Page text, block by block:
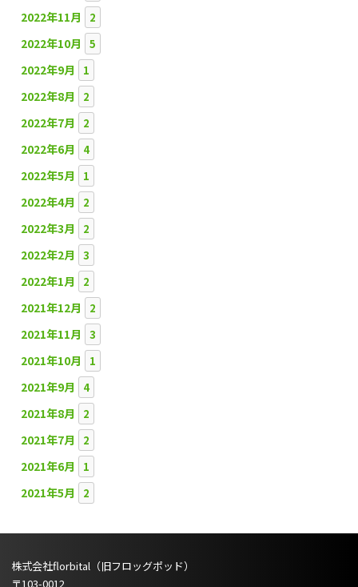
2022年11月 2
2022年10月 5
2022年9月 1
2022年8月 2
2022年7月 2
2022年6月 4
2022年5月 1
2022年4月 2
2022年3月 2
2022年2月 3
2022年1月 2
2021年12月 2
2021年11月 3
2021年10月 1
2021年9月 4
2021年8月 2
2021年7月 2
2021年6月 1
2021年5月 2
株式会社florbital（旧フロッグポッド）
〒103-0012